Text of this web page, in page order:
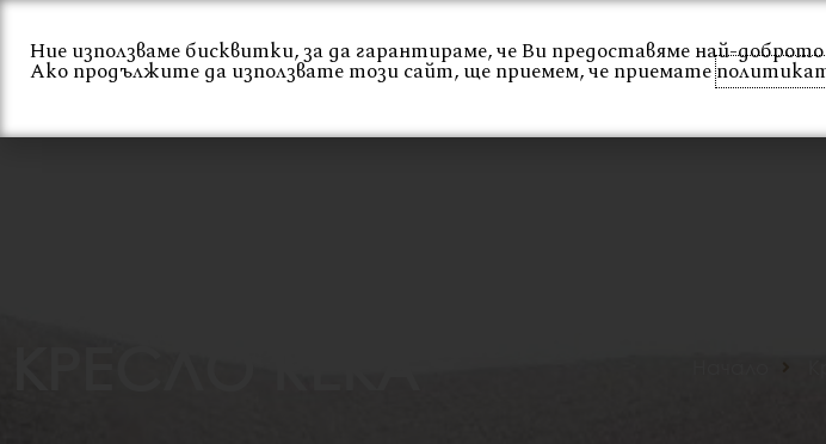
Skip
content
Начало За нас Интериор Екстериор
Ние използваме бисквитки, за да гарантираме, че Ви предоставяме най-
Ако продължите да използвате този сайт, ще приемем, че приемате